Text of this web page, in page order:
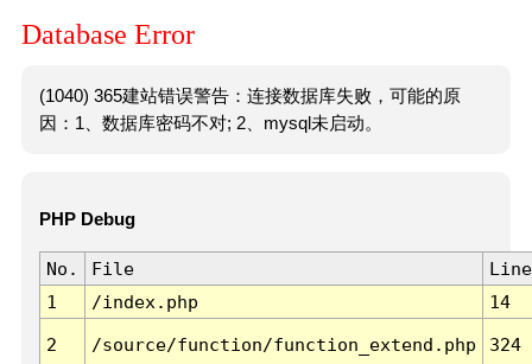
Database Error
(1040) 365建站错误警告：连接数据库失败，可能的原
因：1、数据库密码不对; 2、mysql未启动。
PHP Debug
No. File
Line
1
/index.php 14
2 /source/function/function_extend.php 324